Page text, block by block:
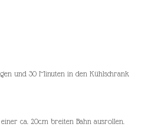
und 30 Minuten in den Kühlschrank
ca. 20cm breiten Bahn ausrollen.